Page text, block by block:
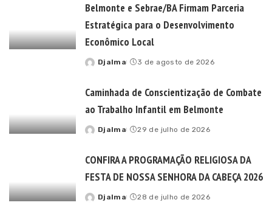
Belmonte e Sebrae/BA Firmam Parceria
Estratégica para o Desenvolvimento
Econômico Local
Posted
Djalma 3 de agosto de 2026
Caminhada de Conscientização de Combate
ao Trabalho Infantil em Belmonte
Posted
Djalma 29 de julho de 2026
CONFIRA A PROGRAMAÇÃO RELIGIOSA DA
FESTA DE NOSSA SENHORA DA CABEÇA 2026
Posted
Djalma 28 de julho de 2026